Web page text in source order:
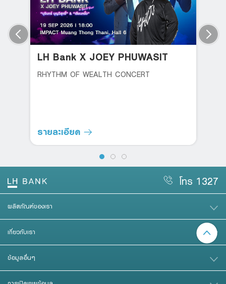
LH Bank X JOEY PHUWASIT
RHYTHM OF WEALTH CONCERT
รายละเอียด
โทร 1327
ผลิตภัณฑ์ของเรา
เกี่ยวกับเรา
ข้อมูลอื่นๆ